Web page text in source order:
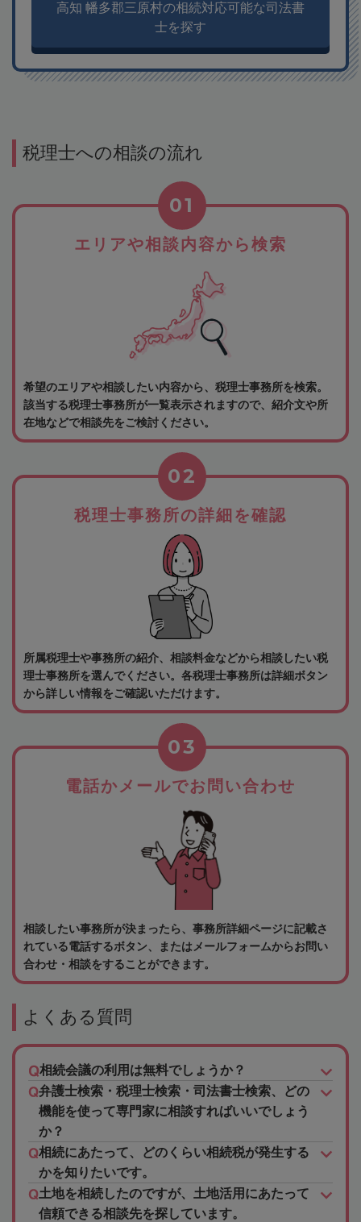
高知 幡多郡三原村の相続対応可能な司法書
士を探す
税理士への相談の流れ
エリアや相談内容から検索
01
希望のエリアや相談したい内容から、税理士事務所を検索。
該当する税理士事務所が一覧表示されますので、紹介文や所
在地などで相談先をご検討ください。
税理士事務所の詳細を確認
02
所属税理士や事務所の紹介、相談料金などから相談したい税
理士事務所を選んでください。各税理士事務所は詳細ボタン
から詳しい情報をご確認いただけます。
電話かメールでお問い合わせ
03
相談したい事務所が決まったら、事務所詳細ページに記載さ
れている電話するボタン、またはメールフォームからお問い
合わせ・相談をすることができます。
よくある質問
相続会議の利用は無料でしょうか？
弁護士検索・税理士検索・司法書士検索、どの
機能を使って専門家に相談すればいいでしょう
か？
相続にあたって、どのくらい相続税が発生する
かを知りたいです。
土地を相続したのですが、土地活用にあたって
信頼できる相談先を探しています。